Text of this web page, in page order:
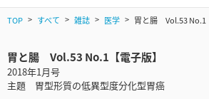
TOP すべて 雑誌 医学 胃と腸 Vol.53 No.1
胃と腸 Vol.53 No.1【電子版】
2018年1月号
主題 胃型形質の低異型度分化型胃癌